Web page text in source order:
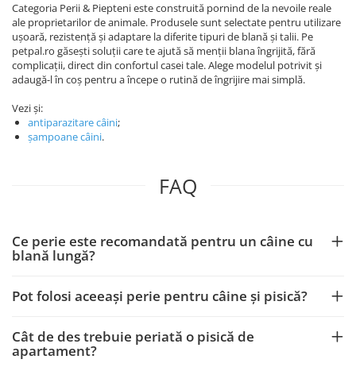
Categoria Perii & Piepteni este construită pornind de la nevoile reale
ale proprietarilor de animale. Produsele sunt selectate pentru utilizare
ușoară, rezistență și adaptare la diferite tipuri de blană și talii. Pe
petpal.ro găsești soluții care te ajută să menții blana îngrijită, fără
complicații, direct din confortul casei tale. Alege modelul potrivit și
adaugă-l în coș pentru a începe o rutină de îngrijire mai simplă.
Vezi și:
antiparazitare câini;
șampoane câini.
FAQ
Ce perie este recomandată pentru un câine cu
blană lungă?
Pot folosi aceeași perie pentru câine și pisică?
Cât de des trebuie periată o pisică de
apartament?